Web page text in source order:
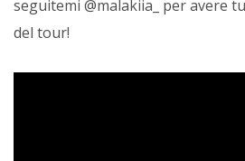
seguitemi @malakiia_ per avere
del tour!